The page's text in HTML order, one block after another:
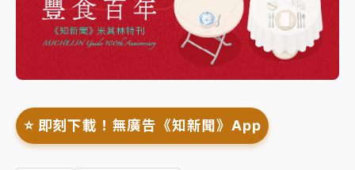
⭐️ 即刻下載！無廣告《知新聞》App